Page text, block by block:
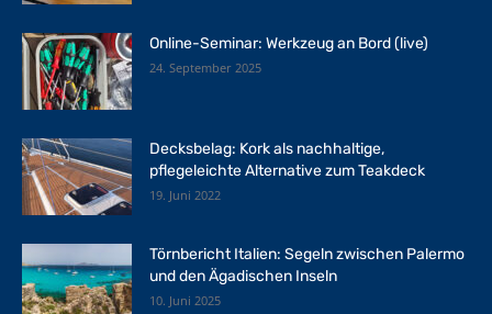
Online-Seminar: Werkzeug an Bord (live)
24. September 2025
Decksbelag: Kork als nachhaltige,
pflegeleichte Alternative zum Teakdeck
19. Juni 2022
Törnbericht Italien: Segeln zwischen Palermo
und den Ägadischen Inseln
10. Juni 2025